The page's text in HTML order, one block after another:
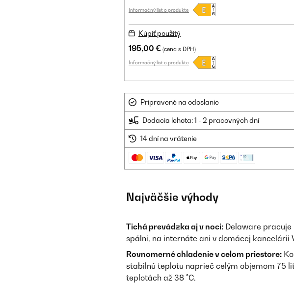
Informačný list o produkte
Kúpiť použitý
195,00 € (cena s DPH)
Informačný list o produkte
Pripravené na odoslanie
Dodacia lehota: 1 - 2 pracovných dní
14 dní na vrátenie
Najväčšie výhody
Tichá prevádzka aj v noci: Delaware
spálni, na internáte ani v domácej kancelárii
Rovnomerné chladenie v celom priestore:
stabilnú teplotu naprieč celým objemom 75
teplotách až 38 °C.